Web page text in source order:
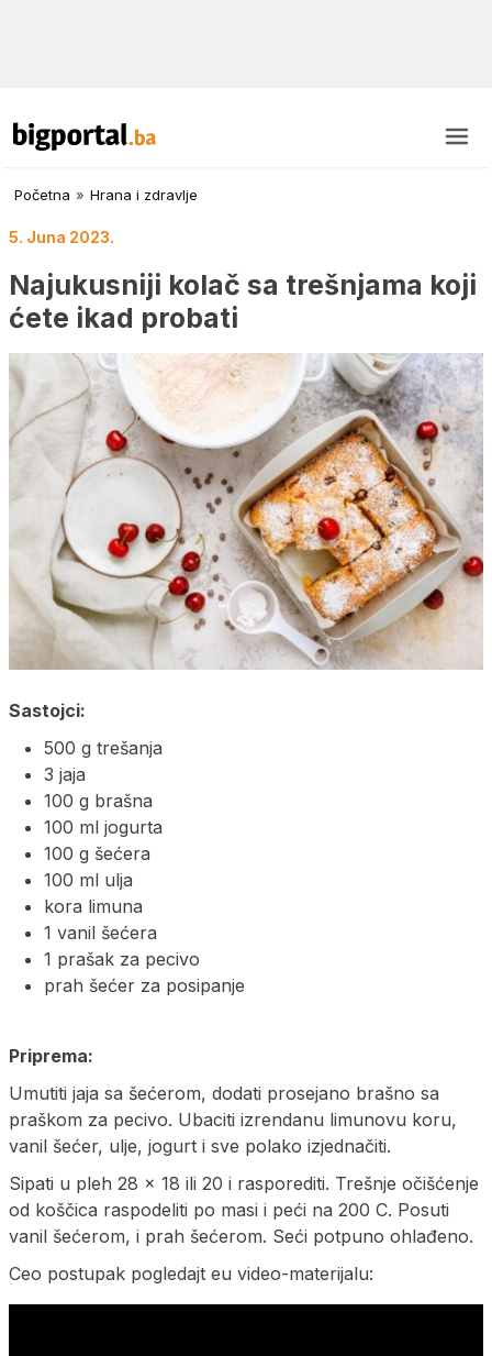
Početna » Hrana i zdravlje
5. Juna 2023.
Najukusniji kolač sa trešnjama koji
ćete ikad probati
Sastojci:
500 g trešanja
3 jaja
100 g brašna
100 ml jogurta
100 g šećera
100 ml ulja
kora limuna
1 vanil šećera
1 prašak za pecivo
prah šećer za posipanje
Priprema:
Umutiti jaja sa šećerom, dodati prosejano brašno sa
praškom za pecivo. Ubaciti izrendanu limunovu koru,
vanil šećer, ulje, jogurt i sve polako izjednačiti.
Sipati u pleh 28 x 18 ili 20 i rasporediti. Trešnje očišćenje
od koščica raspodeliti po masi i peći na 200 C. Posuti
vanil šećerom, i prah šećerom. Seći potpuno ohlađeno.
Ceo postupak pogledajt eu video-materijalu: